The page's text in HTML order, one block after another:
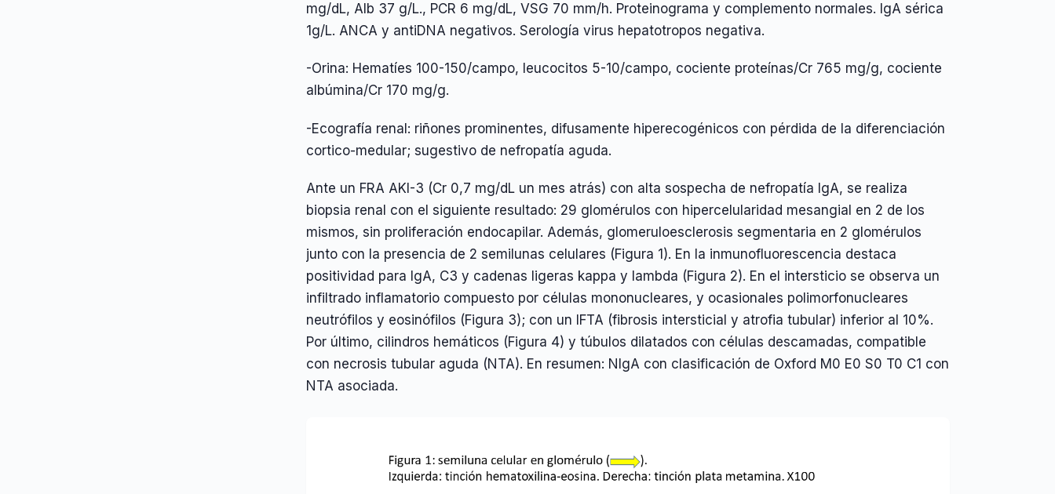
mg/dL, Alb 37 g/L., PCR 6 mg/dL, VSG 70 mm/h. Proteinograma y complemento normales. IgA sérica
1g/L. ANCA y antiDNA negativos. Serología virus hepatotropos negativa.
-Orina: Hematíes 100-150/campo, leucocitos 5-10/campo, cociente proteínas/Cr 765 mg/g, cociente
albúmina/Cr 170 mg/g.
-Ecografía renal: riñones prominentes, difusamente hiperecogénicos con pérdida de la diferenciación
cortico-medular; sugestivo de nefropatía aguda.
Ante un FRA AKI-3 (Cr 0,7 mg/dL un mes atrás) con alta sospecha de nefropatía IgA, se realiza
biopsia renal con el siguiente resultado: 29 glomérulos con hipercelularidad mesangial en 2 de los
mismos, sin proliferación endocapilar. Además, glomeruloesclerosis segmentaria en 2 glomérulos
junto con la presencia de 2 semilunas celulares (Figura 1). En la inmunofluorescencia destaca
positividad para IgA, C3 y cadenas ligeras kappa y lambda (Figura 2). En el intersticio se observa un
infiltrado inflamatorio compuesto por células mononucleares, y ocasionales polimorfonucleares
neutrófilos y eosinófilos (Figura 3); con un IFTA (fibrosis intersticial y atrofia tubular) inferior al 10%.
Por último, cilindros hemáticos (Figura 4) y túbulos dilatados con células descamadas, compatible
con necrosis tubular aguda (NTA). En resumen: NIgA con clasificación de Oxford M0 E0 S0 T0 C1 con
NTA asociada.